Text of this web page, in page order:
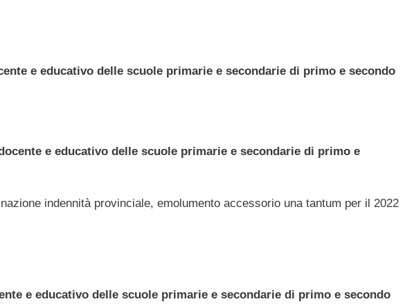
e educativo delle scuole primarie e secondarie di primo e secondo
e educativo delle scuole primarie e secondarie di primo e
indennità provinciale, emolumento accessorio una tantum per il 2022
e educativo delle scuole primarie e secondarie di primo e secondo